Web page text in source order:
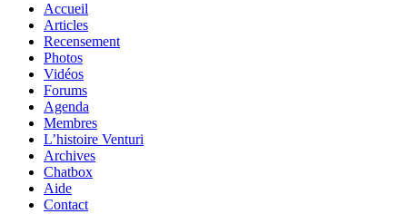
Accueil
Articles
Recensement
Photos
Vidéos
Forums
Agenda
Membres
L’histoire Venturi
Archives
Chatbox
Aide
Contact